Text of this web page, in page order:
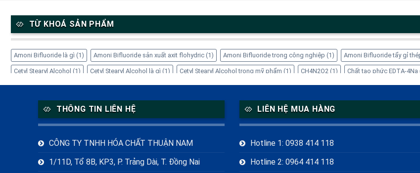
TỪ KHOÁ SẢN PHẨM
Amoni Bifluoride là gì (1) Amoni Bifluoride sản xuất axit flohydric(1) Amoni Bifluoride trong công nghiệp (1) Amoni Bifluoride tẩy gỉ
Cetyl Stearyl Alcohol (1) Cetyl Stearyl Alcohol là gì (1) Cetyl Stearyl Alcohol trong mỹ phẩm (1) CH4N2O2(1) Chất tạo phức EDTA-4Na
Cách sử dụng EDTA-4Na(1) Công dụng của Amoni Bifluoride(1) Công dụng của Inositol(1) Công dụng của Sorbitol(2) Dung dịch
EDTA-4Na giá bao nhiêu(1) EDTA-4Na trong mỹ phẩm(1) EDTA-4Na trong thực phẩm(1) EDTA-4Na xử lý kim loại nặng(1) Glycerin
Inositol hỗ trợ thần kinh(1) Inositol là gì(1) Inositol PCOS(1) Inositol thực phẩm chức năng(1) Mua EDTA-4Na chính hãng(1)
THÔNG TIN LIÊN HỆ
CÔNG TY TNHH HÓA CHẤT THUẬN NAM
1/11D, Tổ 8B, KP3, P. Trảng Dài, T. Đồng Nai
LIÊN HỆ MUA HÀNG
Hotline 1: 0938 414 118
Hotline 2: 0964 414 118